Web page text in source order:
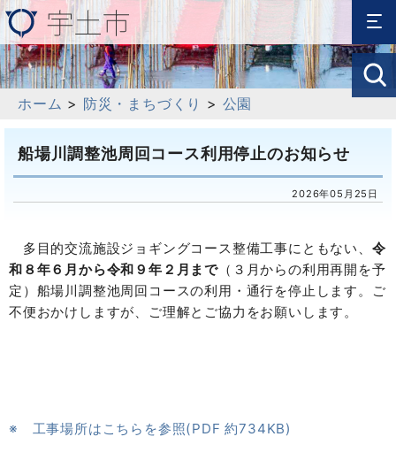
ホーム > 防災・まちづくり > 公園
船場川調整池周回コース利用停止のお知らせ
2026年05月25日
多目的交流施設ジョギングコース整備工事にともない、 令
和８年６月から令和９年２月まで （３月からの利用再開を予
定）船場川調整池周回コースの利用・通行を停止します。ご
不便おかけしますが、ご理解とご協力をお願いします。
※ 工事場所はこちらを参照(PDF 約734KB)